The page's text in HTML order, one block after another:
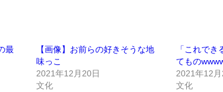
最
【画像】お前らの好きそうな地
味っこ
2021年12月20日
文化
「これでき
てもの
2021年12月
文化